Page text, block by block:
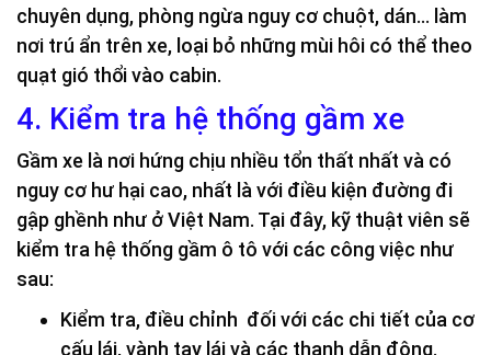
chuyên dụng, phòng ngừa nguy cơ chuột, dán… làm
nơi trú ẩn trên xe, loại bỏ những mùi hôi có thể theo
quạt gió thổi vào cabin.
4. Kiểm tra hệ thống gầm xe
Gầm xe là nơi hứng chịu nhiều tổn thất nhất và có
nguy cơ hư hại cao, nhất là với điều kiện đường đi
gập ghềnh như ở Việt Nam. Tại đây, kỹ thuật viên sẽ
kiểm tra hệ thống gầm ô tô với các công việc như
sau:
Kiểm tra, điều chỉnh đối với các chi tiết của cơ
cấu lái, vành tay lái và các thanh dẫn động.